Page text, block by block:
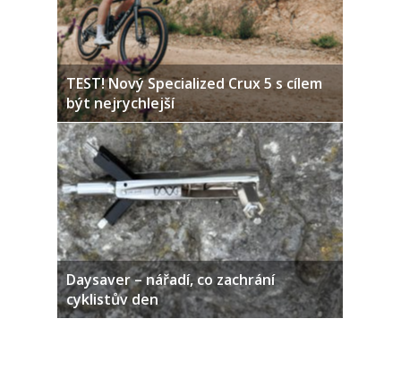
TEST! Nový Specialized Crux 5 s cílem
být nejrychlejší
Daysaver – nářadí, co zachrání
cyklistův den